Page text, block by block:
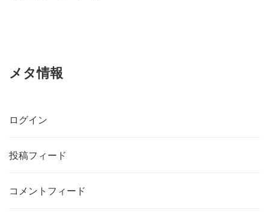
メタ情報
ログイン
投稿フィード
コメントフィード